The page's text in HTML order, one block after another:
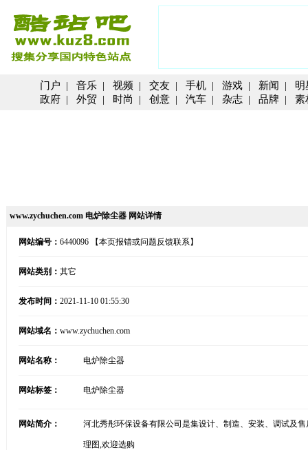
门户 | 音乐 | 视频 | 交友 | 手机 | 游戏 | 新闻 | 明
政府 | 外贸 | 时尚 | 创意 | 汽车 | 杂志 | 品牌 | 素
www.zychuchen.com 电炉除尘器 网站详情
网站编号： 6440096 【本页报错或问题反馈联系】
网站类别： 其它
发布时间： 2021-11-10 01:55:30
网站域名： www.zychuchen.com
网站名称： 电炉除尘器
网站标签： 电炉除尘器
网站简介： 河北秀彤环保设备有限公司是集设计、制造、安装、调试及
理图,欢迎选购